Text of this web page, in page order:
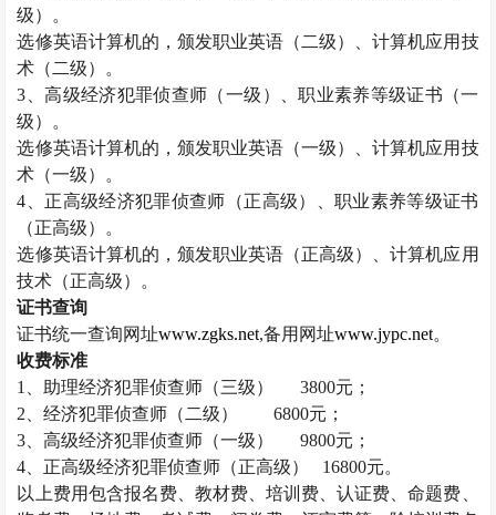
级）。
选修英语计算机的，颁发职业英语（二级）、计算机应用技
术（二级）。
3 、高级经济犯罪侦查师（一级）、职业素养等级证书（一
级）。
选修英语计算机的，颁发职业英语（一级）、计算机应用技
术（一级）。
4 、正高级经济犯罪侦查师（正高级）、职业素养等级证书
（正高级）。
选修英语计算机的，颁发职业英语（正高级）、计算机应用
技术（正高级）。
证书查询
证书统一查询网址www.zgks.net,备用网址www.jypc.net。
收费标准
1
、助理经济犯罪侦查师（三级） 3800元；
2 、经济犯罪侦查师（二级） 6800元；
3 、高级经济犯罪侦查师（一级） 9800元；
4 、正高级经济犯罪侦查师（正高级） 16800元。
以上费用包含报名费、教材费、培训费、认证费、命题费、